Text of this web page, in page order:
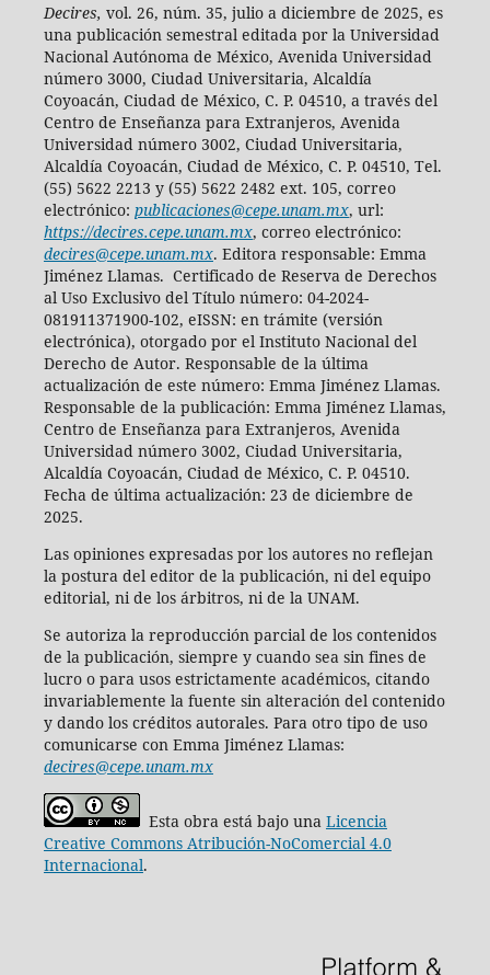
Decires, vol. 26, núm. 35, julio a diciembre de 2025, es
una publicación semestral editada por la Universidad
Nacional Autónoma de México, Avenida Universidad
número 3000, Ciudad Universitaria, Alcaldía
Coyoacán, Ciudad de México, C. P. 04510, a través del
Centro de Enseñanza para Extranjeros, Avenida
Universidad número 3002, Ciudad Universitaria,
Alcaldía Coyoacán, Ciudad de México, C. P. 04510, Tel.
(55) 5622 2213 y (55) 5622 2482 ext. 105, correo
electrónico: publicaciones@cepe.unam.mx, url:
https://decires.cepe.unam.mx, correo electrónico:
decires@cepe.unam.mx. Editora responsable: Emma
Jiménez Llamas. Certificado de Reserva de Derechos
al Uso Exclusivo del Título número: 04-2024-
081911371900-102, eISSN: en trámite (versión
electrónica), otorgado por el Instituto Nacional del
Derecho de Autor. Responsable de la última
actualización de este número: Emma Jiménez Llamas.
Responsable de la publicación: Emma Jiménez Llamas,
Centro de Enseñanza para Extranjeros, Avenida
Universidad número 3002, Ciudad Universitaria,
Alcaldía Coyoacán, Ciudad de México, C. P. 04510.
Fecha de última actualización: 23 de diciembre de
2025.
Las opiniones expresadas por los autores no reflejan
la postura del editor de la publicación, ni del equipo
editorial, ni de los árbitros, ni de la UNAM.
Se autoriza la reproducción parcial de los contenidos
de la publicación, siempre y cuando sea sin fines de
lucro o para usos estrictamente académicos, citando
invariablemente la fuente sin alteración del contenido
y dando los créditos autorales. Para otro tipo de uso
comunicarse con Emma Jiménez Llamas:
decires@cepe.unam.mx
Esta obra está bajo una Licencia
Creative Commons Atribución-NoComercial 4.0
Internacional.